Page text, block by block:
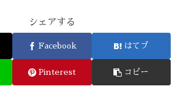
シェアする
Facebook はてブ
Pinterest コピー